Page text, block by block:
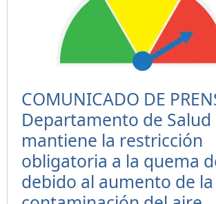
COMUNICADO DE
Departamento de Salud
mantiene la restricción
obligatoria a la quema
debido al aumento de la